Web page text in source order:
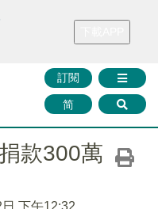
財華證券 媒體矩陣
訂閱
简
款300萬
下午12:32